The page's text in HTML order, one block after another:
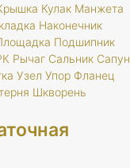
Кулак Манжета
Наконечник
Подшипник
Рычаг Сальник Сапун
Узел Упор Фланец
Шкворень